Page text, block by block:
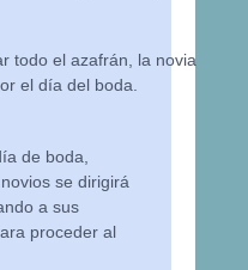
todo el azafrán, la novia
el día del boda.
de boda,
se dirigirá
a sus
proceder al